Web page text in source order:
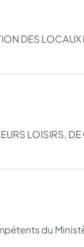
DES
LOISIRS,
du